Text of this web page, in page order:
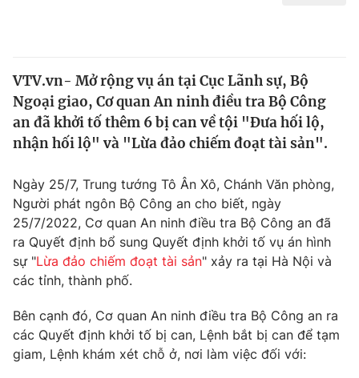
Thế giới
Tin tức
Câu chuyện quốc tế
Kinh tế
Tài chính
Thị trường
Góc doanh nghiệp
Dữ liệu và đời sống
Truyền hình
Phim VTV
Hậu trường
Nhân vật
Điện ảnh
Âm nhạc
Đời sống
VTV.vn- Mở rộng vụ án tại Cục Lãnh sự, Bộ
Ngoại giao, Cơ quan An ninh điều tra Bộ Công
an đã khởi tố thêm 6 bị can về tội "Đưa hối lộ,
nhận hối lộ" và "Lừa đảo chiếm đoạt tài sản".
Ngày 25/7, Trung tướng Tô Ân Xô, Chánh Văn phòng,
Người phát ngôn Bộ Công an cho biết, ngày
25/7/2022, Cơ quan An ninh điều tra Bộ Công an đã
ra Quyết định bổ sung Quyết định khởi tố vụ án hình
sự "Lừa đảo chiếm đoạt tài sản" xảy ra tại Hà Nội và
các tỉnh, thành phố.
Bên cạnh đó, Cơ quan An ninh điều tra Bộ Công an ra
các Quyết định khởi tố bị can, Lệnh bắt bị can để tạm
giam, Lệnh khám xét chỗ ở, nơi làm việc đối với: